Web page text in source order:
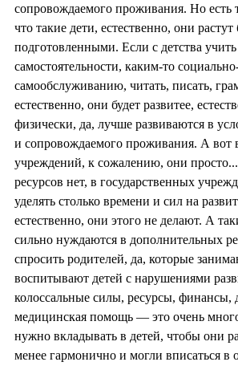
сопровождаемого проживания. Но есть
что такие дети, естественно, они растут
подготовленными. Если с детства учить
самостоятельности, каким-то
самообслуживанию, читать, писать,
естественно, они будет развитее,
физически, да, лучше развиваются в
и сопровождаемого проживания. А вот
учреждений, к сожалению, они
ресурсов нет, в государственных
уделять столько времени и сил на
естественно, они этого не делают. А
сильно нуждаются в дополнительных
спросить родителей, да, которые
воспитывают детей с нарушениями
колоссальные силы, ресурсы, финансы,
медицинская помощь — это очень
нужно вкладывать в детей, чтобы они
менее гармонично и могли вписаться в